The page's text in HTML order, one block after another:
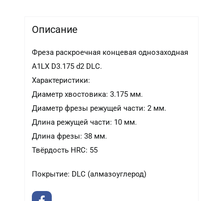
Описание
Фреза раскроечная концевая однозаходная
A1LX D3.175 d2 DLC.
Характеристики:
Диаметр хвостовика: 3.175 мм.
Диаметр фрезы режущей части: 2 мм.
Длина режущей части: 10 мм.
Длина фрезы: 38 мм.
Твёрдость HRC: 55
Покрытие: DLC (алмазоуглерод)